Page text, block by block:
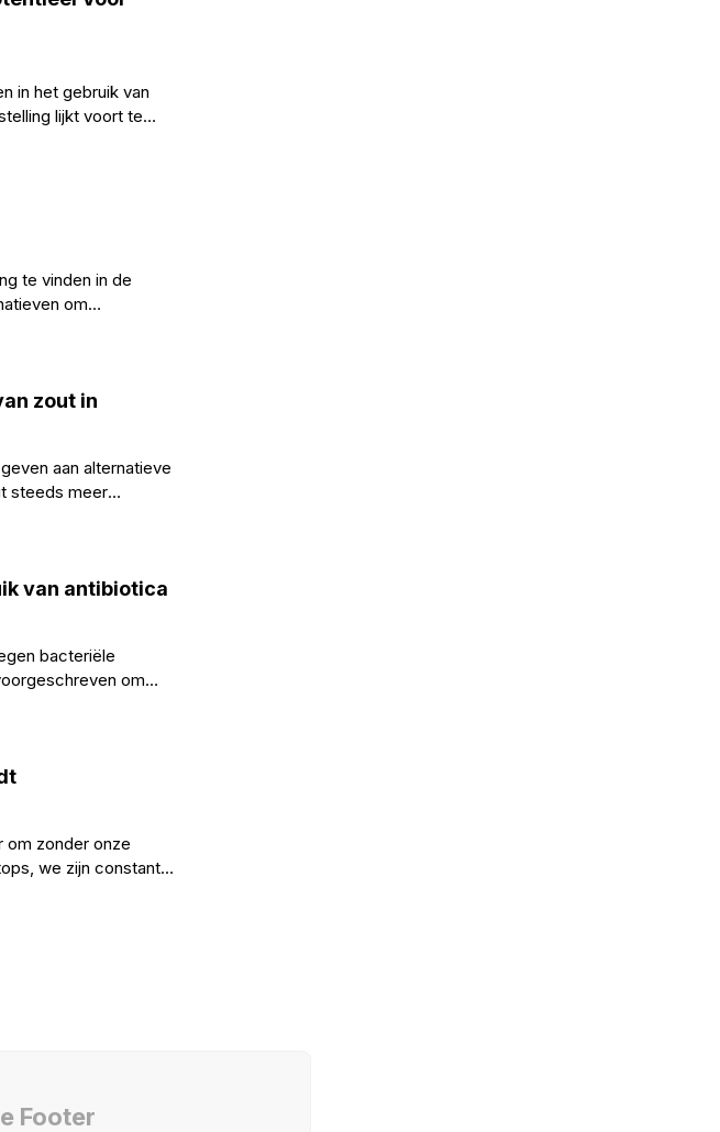
in het gebruik van
lijkt voort te
te vinden in de
om
zout in
aan alternatieve
steeds meer
van antibiotica
bacteriële
om
om zonder onze
we zijn constant
Footer